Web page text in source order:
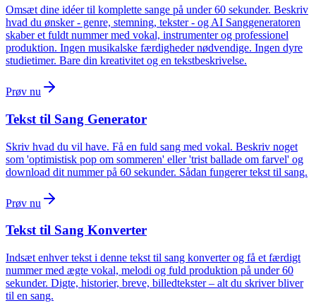
Omsæt dine idéer til komplette sange på under 60 sekunder. Beskriv
hvad du ønsker - genre, stemning, tekster - og AI Sanggeneratoren
skaber et fuldt nummer med vokal, instrumenter og professionel
produktion. Ingen musikalske færdigheder nødvendige. Ingen dyre
studietimer. Bare din kreativitet og en tekstbeskrivelse.
Prøv nu
Tekst til Sang Generator
Skriv hvad du vil have. Få en fuld sang med vokal. Beskriv noget
som 'optimistisk pop om sommeren' eller 'trist ballade om farvel' og
download dit nummer på 60 sekunder. Sådan fungerer tekst til sang.
Prøv nu
Tekst til Sang Konverter
Indsæt enhver tekst i denne tekst til sang konverter og få et færdigt
nummer med ægte vokal, melodi og fuld produktion på under 60
sekunder. Digte, historier, breve, billedtekster – alt du skriver bliver
til en sang.